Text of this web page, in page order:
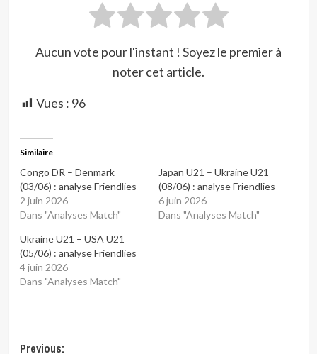
Aucun vote pour l'instant ! Soyez le premier à
noter cet article.
Vues : 96
Similaire
Congo DR – Denmark
(03/06) : analyse Friendlies
2 juin 2026
Dans "Analyses Match"
Japan U21 – Ukraine U21
(08/06) : analyse Friendlies
6 juin 2026
Dans "Analyses Match"
Ukraine U21 – USA U21
(05/06) : analyse Friendlies
4 juin 2026
Dans "Analyses Match"
Previous: